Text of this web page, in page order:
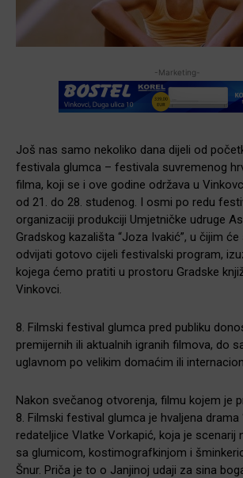
-Marketing-
Još nas samo nekoliko dana dijeli od
festivala glumca – festivala suvremenog
filma, koji se i ove godine održava u
od 21. do 28. studenog. I osmi po redu
organizaciji produkciji Umjetničke udruge
Gradskog kazališta “Joza Ivakić”, u čijim
odvijati gotovo cijeli festivalski program,
kojega ćemo pratiti u prostoru Gradske
Vinkovci.
8. Filmski festival glumca pred publiku
premijernih ili aktualnih igranih filmova, do
uglavnom po velikim domaćim ili
Nakon svečanog otvorenja, filmu kojem je
8. Filmski festival glumca je hvaljena drama
redateljice Vlatke Vorkapić, koja je scenarij
sa glumicom, kostimografkinjom i
Šnur. Priča je to o Janjinoj udaji za sina